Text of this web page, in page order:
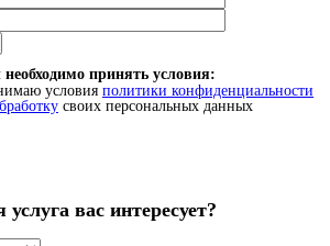
принять условия:
условия политики конфиденциальности
своих персональных данных
услуга вас интересует?